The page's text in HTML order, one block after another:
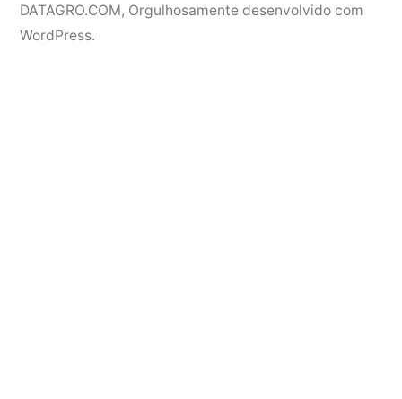
DATAGRO.COM, Orgulhosamente desenvolvido com
WordPress.